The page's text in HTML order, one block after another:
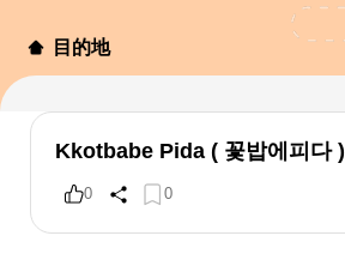
目的地
Kkotbabe Pida ( 꽃밥에피다 )
0 0